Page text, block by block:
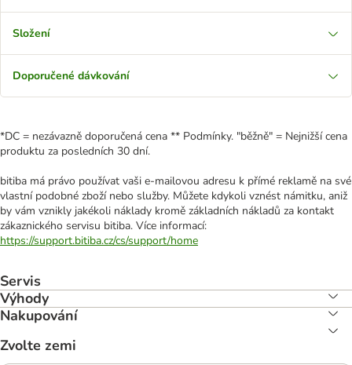
Složení
Doporučené dávkování
*DC = nezávazně doporučená cena ** Podmínky. "běžně" = Nejnižší cena
produktu za posledních 30 dní.
bitiba má právo používat vaši e-mailovou adresu k přímé reklamě na své
vlastní podobné zboží nebo služby. Můžete kdykoli vznést námitku, aniž
by vám vznikly jakékoli náklady kromě základních nákladů za kontakt
zákaznického servisu bitiba. Více informací:
https://support.bitiba.cz/cs/support/home
Servis
Výhody
Nakupování
Zvolte zemi